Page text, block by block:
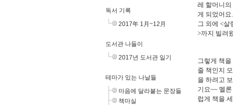
독서 기록
2017年 1月~12月
도서관 나들이
2017년 도서관 일기
테마가 있는 나날들
마음에 달라붙는 문장들
책마실
레 할머니
게 되었어
그 외에 <살
>까지 빌려
그렇게 책
줄 책인지
을 하려고
기요~~ 멜
럽게 책을